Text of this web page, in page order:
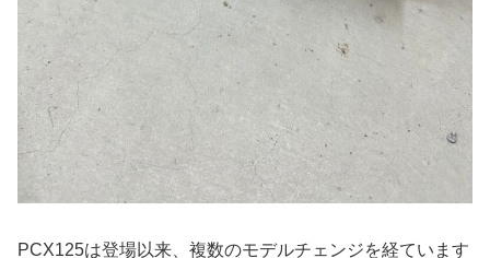
PCX125は登場以来、複数のモデルチェンジを経ています